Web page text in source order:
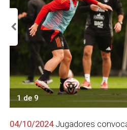
1 de 9
04/10/2024Jugadores